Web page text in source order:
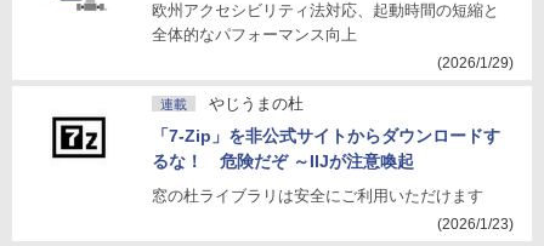
欧州アクセシビリティ法対応、起動時間の短縮と
全体的なパフォーマンス向上
(2026/1/29)
連載 やじうまの杜
「7-Zip」を非公式サイトからダウンロードす
るな！ 危険だぞ ～IIJが注意喚起
窓の杜ライブラリは安全にご利用いただけます
(2026/1/23)